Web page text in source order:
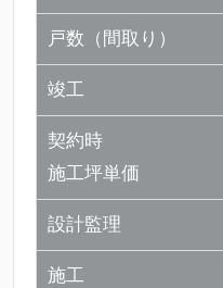
戸数（間取り）
竣工
契約時
施工坪単価
設計監理
施工